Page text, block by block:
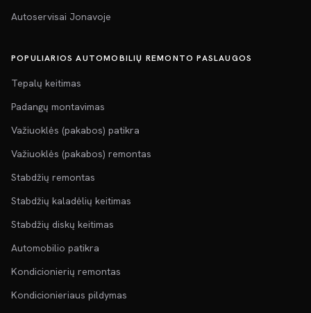
Autoservisai Jonavoje
POPULIARIOS AUTOMOBILIŲ REMONTO PASLAUGOS
Tepalų keitimas
Padangų montavimas
Važiuoklės (pakabos) patikra
Važiuoklės (pakabos) remontas
Stabdžių remontas
Stabdžių kaladėlių keitimas
Stabdžių diskų keitimas
Automobilio patikra
Kondicionierių remontas
Kondicionieriaus pildymas